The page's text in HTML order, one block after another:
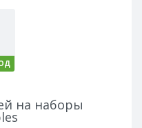
на наборы